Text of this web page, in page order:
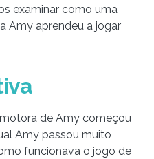
examinar como uma
Amy aprendeu a jogar
de Amy começou
Amy passou muito
funcionava o jogo de